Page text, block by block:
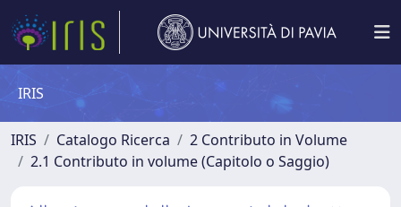
IRIS
IRIS Catalogo Ricerca
2 Contributo in Volume
2.1 Contributo in volume (Capitolo o Saggio)